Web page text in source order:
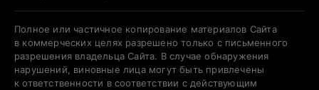
Полное или частичное копирование материалов Сайта
в коммерческих целях разрешено только с письменного
разрешения владельца Сайта. В случае обнаружения
нарушений, виновные лица могут быть привлечены
к ответственности в соответствии с действующим